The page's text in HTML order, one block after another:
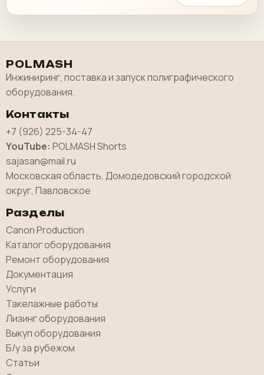
POLMASH
Инжиниринг, поставка и запуск полиграфического
оборудования.
Контакты
+7 (926) 225-34-47
YouTube: POLMASH Shorts
sajasan@mail.ru
Московская область, Домодедовский городской
округ, Павловское
Разделы
Canon Production
Каталог оборудования
Ремонт оборудования
Документация
Услуги
Такелажные работы
Лизинг оборудования
Выкуп оборудования
Б/у за рубежом
Статьи